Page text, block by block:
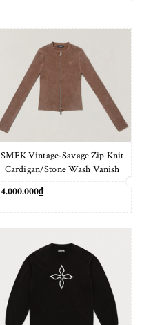
SMFK Vintage-Savage Zip Knit
Cardigan/Stone Wash Vanish
4.000.000₫